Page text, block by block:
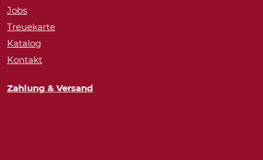
Jobs
Treuekarte
Katalog
Kontakt
Zahlung & Versand